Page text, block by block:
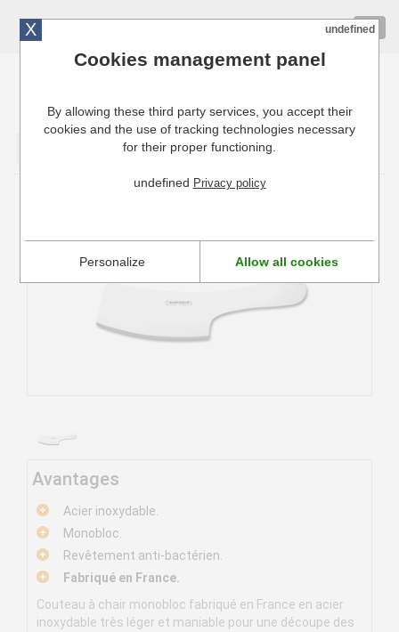
Cuisinresto: Ustensiles de cuisine pour professionnels
Avantages
Acier inoxydable.
Monobloc.
Revêtement anti-bactérien.
Fabriqué en France.
Couteau à chair monobloc fabriqué en France en acier
inoxydable très léger et maniable pour une découpe des
X undefined
Cookies management panel
By allowing these third party services, you accept their
cookies and the use of tracking technologies necessary
for their proper functioning.
undefined Privacy policy
Personalize Allow all cookies